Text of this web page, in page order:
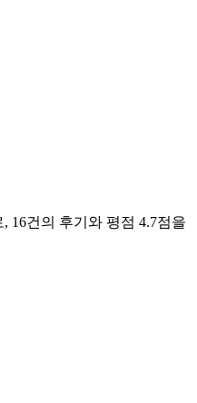
16건의 후기와 평점 4.7점을